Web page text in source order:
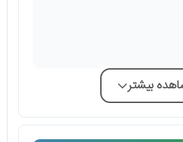
بیشتر